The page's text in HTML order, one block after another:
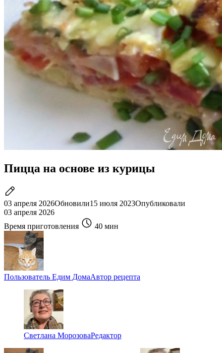
Пицца на основе из курицы
03 апреля 2026Обновили15 июля 2023Опубликовали
03 апреля 2026
Время приготовления
40 мин
Пользователь Едим ДомаАвтор рецепта
Светлана МорозоваРедактор